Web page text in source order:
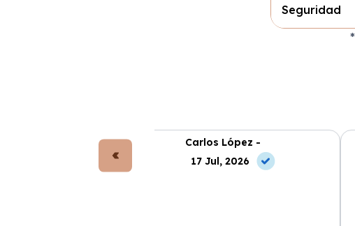
Seguridad
Carlos López -
17 Jul, 2026